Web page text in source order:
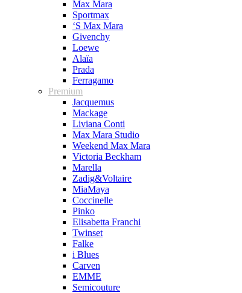
Max Mara
Sportmax
‘S Max Mara
Givenchy
Loewe
Alaïa
Prada
Ferragamo
Premium
Jacquemus
Mackage
Liviana Conti
Max Mara Studio
Weekend Max Mara
Victoria Beckham
Marella
Zadig&Voltaire
MiaMaya
Coccinelle
Pinko
Elisabetta Franchi
Twinset
Falke
i Blues
Carven
EMME
Semicouture